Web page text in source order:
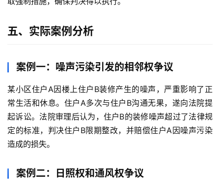
五、实际案例分析
案例一：噪声污染引发的相邻权争议
某小区住户A因楼上住户B装修产生的噪声，严重影响了正
常生活和休息。住户A多次与住户B沟通无果，遂向法院提
起诉讼。法院审理后认为，住户B的装修噪声超过了法律规
定的标准，判决住户B限期整改，并赔偿住户A因噪声污染
造成的损失。
案例二：日照权和通风权争议